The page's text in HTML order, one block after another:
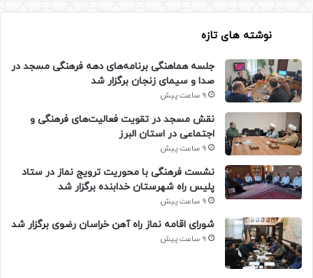
نوشته های تازه
جلسه هماهنگی برنامه‌های دهه فرهنگی مسجد در
صدا و سیمای زنجان برگزار شد
9 ساعت پیش
نقش مسجد در تقویت فعالیت‌های فرهنگی و
اجتماعی در استان البرز
9 ساعت پیش
نشست فرهنگی با محوریت ترویج نماز در ستاد
پلیس راه شهرستان خدابنده برگزار شد
9 ساعت پیش
شورای اقامه نماز راه آهن خراسان رضوی برگزار شد
9 ساعت پیش